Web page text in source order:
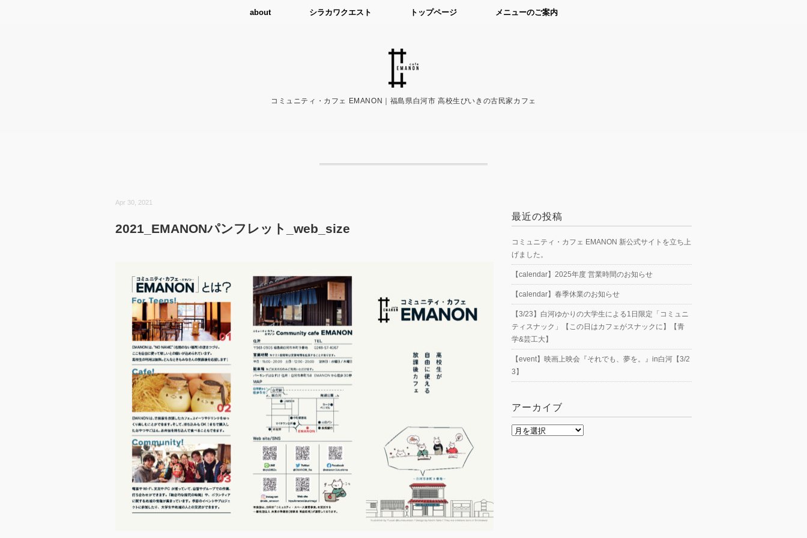
about シラカワクエスト トップページ メニューのご案内
コミュニティ・カフェ EMANON｜福島県白河市 高校生びいきの古民家カフェ
Apr 30, 2021
2021_EMANONパンフレット_web_size
最近の投稿
コミュニティ・カフェ EMANON 新公式サイトを立ち上
げました。
【calendar】2025年度 営業時間のお知らせ
【calendar】春季休業のお知らせ
【3/23】白河ゆかりの大学生による1日限定「コミュニ
ティスナック」【この日はカフェがスナックに】【青
学&芸工大】
【event】映画上映会『それでも、夢を。』in白河【3/2
3】
アーカイブ
ア